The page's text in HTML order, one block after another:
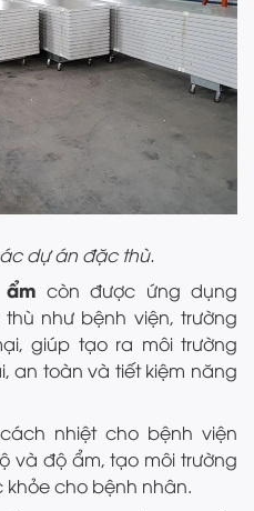
dự án đặc thù.
còn được ứng dụng
như bệnh viện, trường
giúp tạo ra môi trường
an toàn và tiết kiệm năng
nhiệt cho bệnh viện
và độ ẩm, tạo môi trường
cho bệnh nhân.